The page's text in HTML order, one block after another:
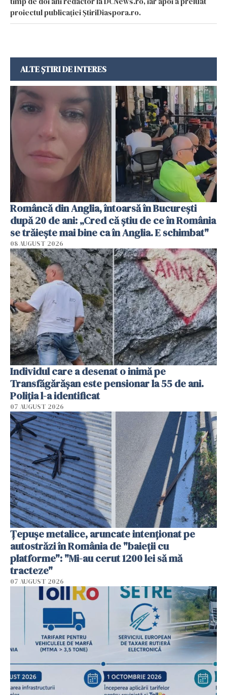
proiectul publicației ȘtiriDiaspora.ro.
ALTE ȘTIRI DE INTERES
Româncă din Anglia, întoarsă în București
după 20 de ani: „Cred că știu de ce în România
se trăiește mai bine ca în Anglia. E schimbat"
08 AUGUST 2026
Individul care a desenat o inimă pe
Transfăgărășan este pensionar la 55 de ani.
Poliția l-a identificat
07 AUGUST 2026
Țepușe metalice, aruncate intenționat pe
autostrăzi în România de "baieții cu
platforme": "Mi-au cerut 1200 lei să mă
tracteze"
07 AUGUST 2026